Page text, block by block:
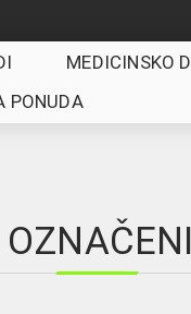
MEDICINSKO
PONUDA